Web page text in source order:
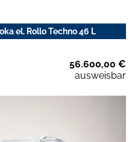
el. Rollo Techno 46 L
56.600,00 €
ausweisbar